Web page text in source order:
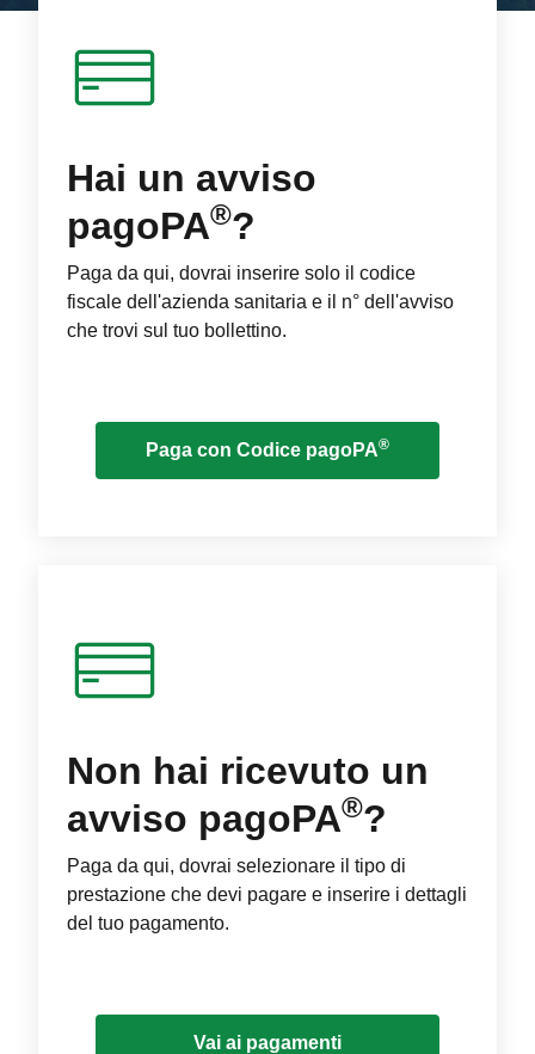
Hai un avviso
pagoPA®?
Paga da qui, dovrai inserire solo il codice
fiscale dell'azienda sanitaria e il n° dell'avviso
che trovi sul tuo bollettino.
Paga con Codice pagoPA®
Non hai ricevuto un
avviso pagoPA®?
Paga da qui, dovrai selezionare il tipo di
prestazione che devi pagare e inserire i dettagli
del tuo pagamento.
Vai ai pagamenti